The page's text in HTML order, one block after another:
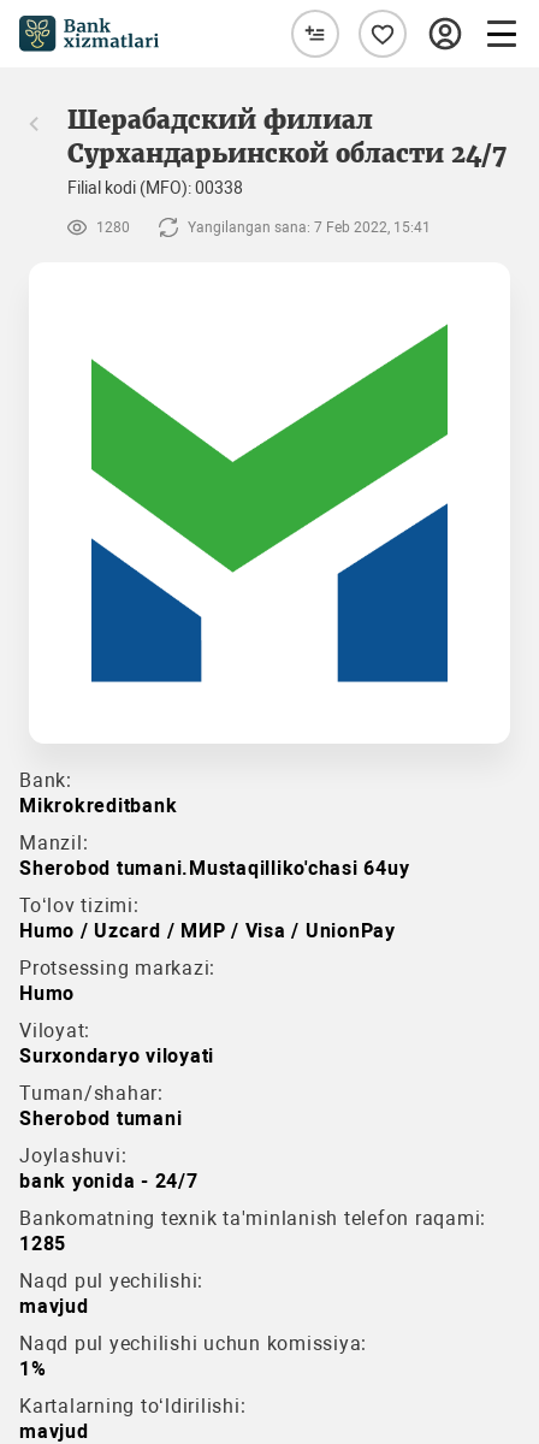
Шерабадский филиал
Сурхандарьинской области 24/7
Filial kodi (MFO): 00338
1280 Yangilangan sana: 7 Feb 2022, 15:41
Bank:
Mikrokreditbank
Manzil:
Sherobod tumani.Mustaqilliko'chasi 64uy
To‘lov tizimi:
Humo / Uzcard / МИР / Visa / UnionPay
Protsessing markazi:
Humo
Viloyat:
Surxondaryo viloyati
Tuman/shahar:
Sherobod tumani
Joylashuvi:
bank yonida - 24/7
Bankomatning texnik ta'minlanish telefon raqami:
1285
Naqd pul yechilishi:
mavjud
Naqd pul yechilishi uchun komissiya:
1%
Kartalarning to‘ldirilishi:
mavjud